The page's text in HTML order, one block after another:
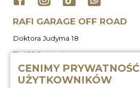
RAFI GARAGE OFF ROAD
Doktora Judyma 18
71-466 Szczecin
CENIMY PRYWATNOŚĆ
UŻYTKOWNIKÓW